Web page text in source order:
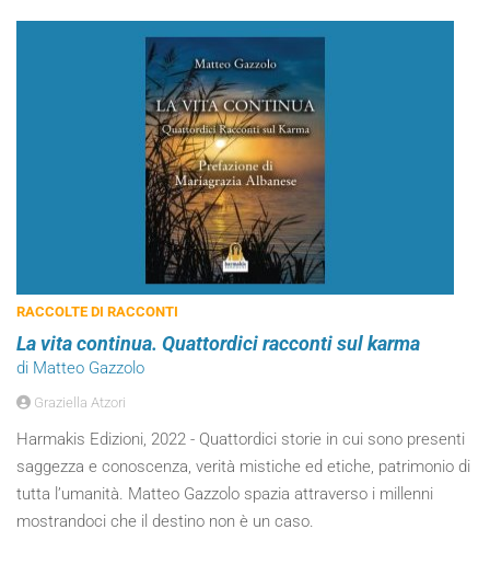
RACCOLTE DI RACCONTI
La vita continua. Quattordici racconti sul karma
di Matteo Gazzolo
Graziella Atzori
Harmakis Edizioni, 2022 - Quattordici storie in cui sono presenti
saggezza e conoscenza, verità mistiche ed etiche, patrimonio di
tutta l’umanità. Matteo Gazzolo spazia attraverso i millenni
mostrandoci che il destino non è un caso.